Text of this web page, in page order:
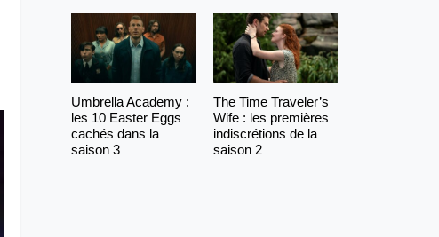
Umbrella Academy :
les 10 Easter Eggs
cachés dans la
saison 3
The Time Traveler’s
Wife : les premières
indiscrétions de la
saison 2